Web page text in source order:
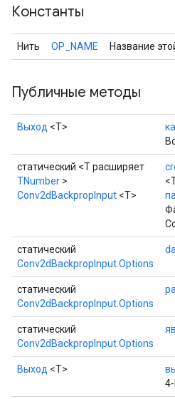
Константы
Нить OP_NAME Название
Публичные методы
Выход <Т>
статический <T расширяет
TNumber >
Conv2dBackpropInput <T>
статический
Conv2dBackpropInput.Options
статический
Conv2dBackpropInput.Options
статический
Conv2dBackpropInput.Options
Выход <Т>